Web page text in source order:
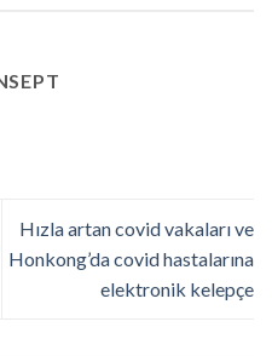
Hızla artan covid vakaları ve
Honkong’da covid hastalarına
elektronik kelepçe